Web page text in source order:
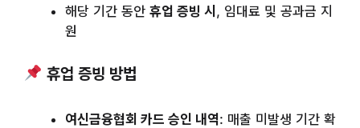
해당 기간 동안 휴업 증빙 시 , 임대료 및 공과금 지
원
휴업 증빙 방법
여신금융협회 카드 승인 내역: 매출 미발생 기간 확